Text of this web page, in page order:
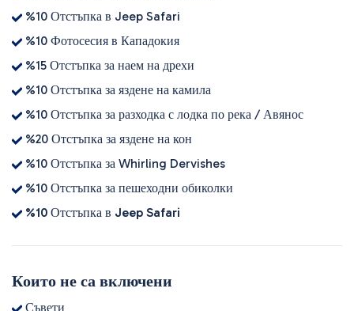
%10 Отстъпка в Jeep Safari
%10 Фотосесия в Кападокия
%15 Отстъпка за наем на дрехи
%10 Отстъпка за яздене на камила
%10 Отстъпка за разходка с лодка по река / Авянос
%20 Отстъпка за яздене на кон
%10 Отстъпка за Whirling Dervishes
%10 Отстъпка за пешеходни обиколки
%10 Отстъпка в Jeep Safari
Които не са включени
Съвети